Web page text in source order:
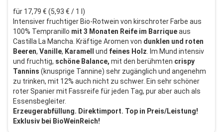
für 17,79 € (5,93 € / 1 l)
Intensiver fruchtiger Bio-Rotwein von kirschroter Farbe aus
100% Tempranillo mit 3 Monaten Reife im Barriqueaus
Castilla La Mancha. Kräftige Aromen von dunklen und roten
Beeren, Vanille, Karamell und feines Holz . Im Mund intensiv
und fruchtig, schöne Balance, mit den berühmten crispy
Tannins (knusprige Tannine) sehr zugänglich und angenehm
zu trinken, mit 12% auch nicht zu schwer. Ein sehr schöner
roter Spanier mit Fassreife für jeden Tag, pur aber auch als
Essensbegleiter.
Erzeugerabfüllung. Direktimport. Top in Preis/Leistung!
Exklusiv bei BioWeinReich!